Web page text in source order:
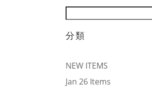
分類
NEW ITEMS
Jan 26 Items